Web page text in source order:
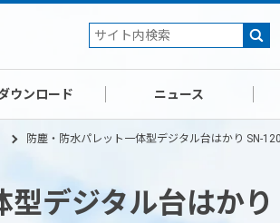
ウンロード ニュース
防塵・防水パレット一体型デジタル台はかり SN-
型デジタル台はか